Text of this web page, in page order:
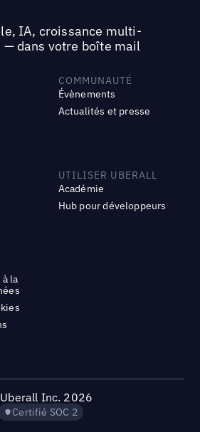
IA, croissance multi-
dans votre boîte mail
COMMUNAUTÉ
Évènements
Actualités et presse
UTILISER UBERALL
Académie
Hub pour développeurs
la
Uberall Inc. 2026
Certifié SOC 2